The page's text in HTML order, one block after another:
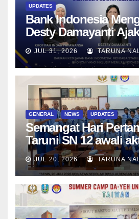
UPDATES
Bank Indonesia
Desty Damayanti
SMAN Taruna Nala
Menjadi Generasi
Berwawasan Global
JUL 31, 2026 TARUNA
GENERAL NEWS UPDATES
Semangat Hari
Taruni SN 12 awali
bersama Wali Kelas
Asesmen Diagnostik
JUL 20, 2026 TARUNA